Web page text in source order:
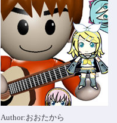
Author:おおたから